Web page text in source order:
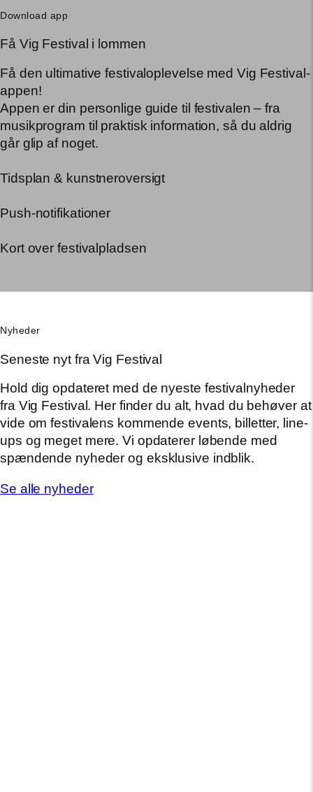
Download app
Få Vig Festival i lommen
Få den ultimative festivaloplevelse med Vig Festival-
appen!
Appen er din personlige guide til festivalen – fra
musikprogram til praktisk information, så du aldrig
går glip af noget.
Tidsplan & kunstneroversigt
Push-notifikationer
Kort over festivalpladsen
Nyheder
Seneste nyt fra Vig Festival
Hold dig opdateret med de nyeste festivalnyheder
fra Vig Festival. Her finder du alt, hvad du behøver at
vide om festivalens kommende events, billetter, line-
ups og meget mere. Vi opdaterer løbende med
spændende nyheder og eksklusive indblik.
Se alle nyheder